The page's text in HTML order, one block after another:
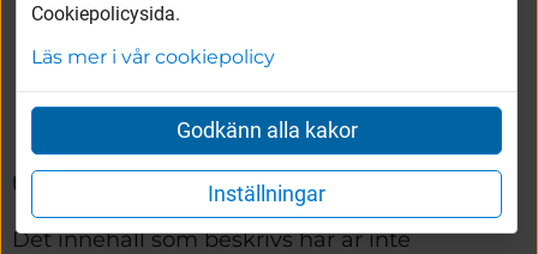
Textning av kommunfullmäktiges
webbsändning
Äldre styrande dokument som är
Undantag från lagens krav
Det innehåll som beskrivs här är inte
Cookiepolicysida.
Läs mer i vår cookiepolicy
Godkänn alla kakor
Inställningar